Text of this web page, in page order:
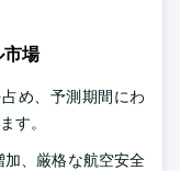
市場
め、予測期間にわ
す。
、厳格な航空安全